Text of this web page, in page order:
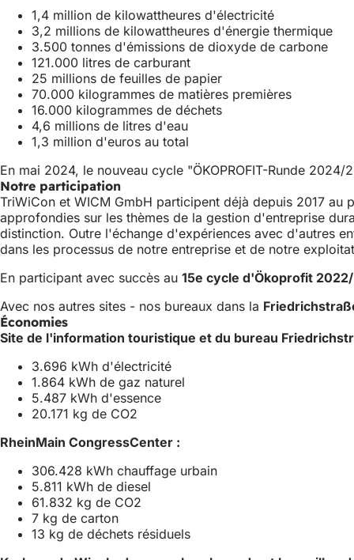
1,4 million de kilowattheures d'électricité
3,2 millions de kilowattheures d'énergie thermique
3.500 tonnes d'émissions de dioxyde de carbone
121.000 litres de carburant
25 millions de feuilles de papier
70.000 kilogrammes de matières premières
16.000 kilogrammes de déchets
4,6 millions de litres d'eau
1,3 million d'euros au total
En mai 2024, le nouveau cycle "ÖKOPROFIT-Runde 2024/
Notre participation
TriWiCon et WICM GmbH participent déjà depuis 2017 au
approfondies sur les thèmes de la gestion d'entreprise
distinction. Outre l'échange d'expériences avec d'autres
dans les processus de notre entreprise et de notre
En participant avec succès au 15e cycle d'Ökoprofit
Avec nos autres sites - nos bureaux dans la
Économies
Site de l'information touristique et du bureau
3.696 kWh d'électricité
1.864 kWh de gaz naturel
5.487 kWh d'essence
20.171 kg de CO2
RheinMain CongressCenter :
306.428 kWh chauffage urbain
5.811 kWh de diesel
61.832 kg de CO2
7 kg de carton
13 kg de déchets résiduels